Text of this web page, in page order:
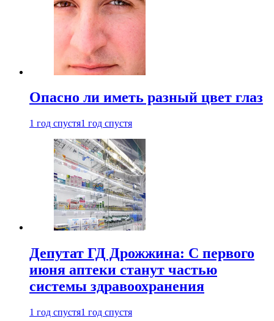
Опасно ли иметь разный цвет глаз
1 год спустя1 год спустя
Депутат ГД Дрожжина: С первого
июня аптеки станут частью
системы здравоохранения
1 год спустя1 год спустя